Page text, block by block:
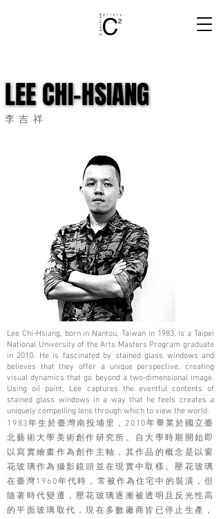
LEE CHI-HSIANG
LEE CHI-HSIANG
李吉祥
Lee Chi-Hsiang, born in Nantou, Taiwan in 1983, is a Taipei
National University of the Arts Masters Program graduate
in 2010. He is fascinated by stained glass windows and
believes that they offer a unique perspective, creating
visual dynamics that go beyond a two-dimensional image.
Using oil paint, Lee captures the eventful contents of
stained glass windows in a way that he feels creates a
uniquely compelling lens through which to view the world.
1983年生於臺灣南投埔里，2010年畢業於國立臺
北藝術大學美術創作研究所。自大學時期開始即
以寫實繪畫作為創作主軸，其作品的概念是以窗
花玻璃作為攝影鏡頭並在現實中取樣。壓花玻璃
在臺灣1960年代時，常被作為住宅中的裝潢，但
隨著時代變遷，壓花玻璃逐漸被透明且反光性高
的平面玻璃取代，現在多數廠商皆已停止生產，